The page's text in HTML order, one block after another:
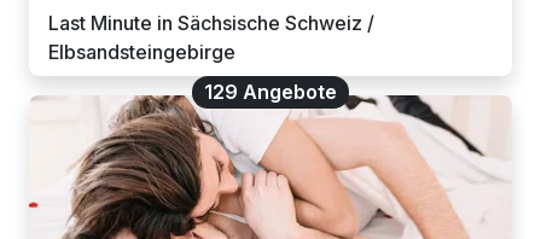
Last Minute in Sächsische Schweiz /
Elbsandsteingebirge
129 Angebote